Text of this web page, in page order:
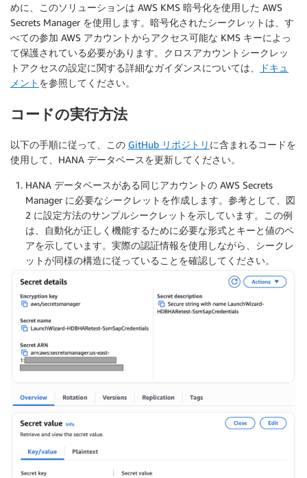
めに、このソリューションは AWS KMS 暗号化を使用した AWS
Secrets Manager を使用します。暗号化されたシークレットは、す
べての参加 AWS アカウントからアクセス可能な KMS キーによっ
て保護されている必要があります。クロスアカウントシークレッ
トアクセスの設定に関する詳細なガイダンスについては、
ドキュ
メント を参照してください。
コードの実行方法
以下の手順に従って、この GitHub リポジトリ に含まれるコードを
使用して、HANA データベースを更新してください。
HANA データベースがある同じアカウントの AWS Secrets
Manager に必要なシークレットを作成します。参考として、図
2 に設定方法のサンプルシークレットを示しています。この例
は、自動化が正しく機能するために必要な形式とキーと値のペ
アを示しています。実際の認証情報を使用しながら、シークレ
ットが同様の構造に従っていることを確認してください。